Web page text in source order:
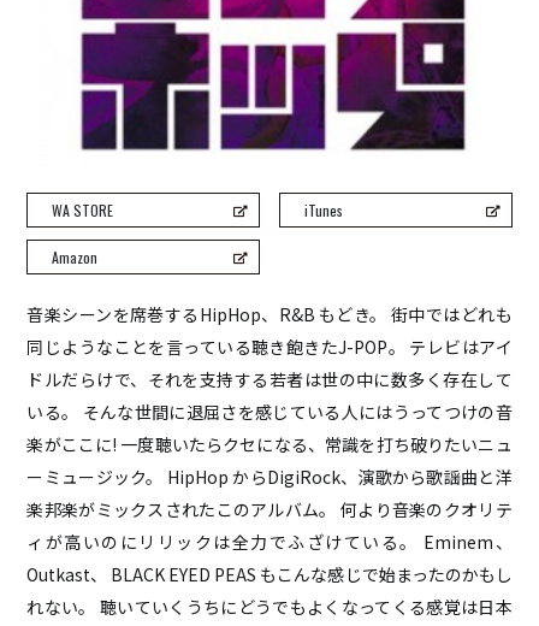
Rainboy
NEMOTROUBOLTER
BimBamBoom
Kent Kakitsubata
PE’Z
東京ヒップホップ
COOL DRIVE
pe’zmoku
MONSTER TAI-RIKU
HOME
ABOUT
ACCESS
CONTACT
音楽シーンを席巻するHipHop、R&B もどき。 街中ではどれも
同じようなことを言っている聴き飽きたJ-POP。 テレビはアイ
ドルだらけで、それを支持する若者は世の中に数多く存在して
いる。 そんな世間に退屈さを感じている人にはうってつけの音
楽がここに! 一度聴いたらクセになる、常識を打ち破りたいニュ
ーミュージック。 HipHop からDigiRock、演歌から歌謡曲と洋
楽邦楽がミックスされたこのアルバム。 何より音楽のクオリテ
ィが高いのにリリックは全力でふざけている。 Eminem、
Outkast、 BLACK EYED PEAS もこんな感じで始まったのかもし
れない。 聴いていくうちにどうでもよくなってくる感覚は日本
WA STORE iTunes
Amazon